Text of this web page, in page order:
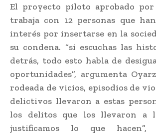
El proyecto piloto aprobado por
trabaja con 12 personas que
interés por insertarse en la
su condena. “si escuchas las
detrás, todo esto habla de
oportunidades”, argumenta
rodeada de vicios, episodios de
delictivos llevaron a estas
los delitos que los llevaron a
justificamos lo que hacen”,